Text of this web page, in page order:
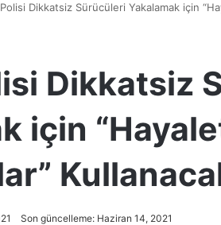
Dikkatsiz Sürücüleri Yakalamak için
Dikkatsiz
için
Son güncelleme: Haziran 14, 2021